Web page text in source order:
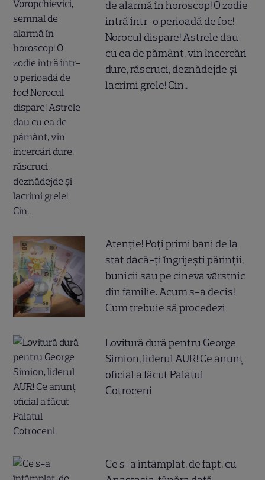
de alarmă în horoscop! O zodie
intră într-o perioadă de foc!
Norocul dispare! Astrele dau
cu ea de pământ, vin încercări
dure, răscruci, deznădejde și
lacrimi grele! Cin..
Atenție! Poți primi bani de la
stat dacă-ți îngrijești părinții,
bunicii sau pe cineva vârstnic
din familie. Acum s-a decis!
Cum trebuie să procedezi
Lovitură dură pentru George
Simion, liderul AUR! Ce anunț
oficial a făcut Palatul
Cotroceni
Ce s-a întâmplat, de fapt, cu